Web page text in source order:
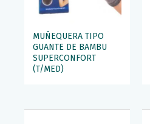
MUÑEQUERA TIPO
GUANTE DE BAMBU
SUPERCONFORT
(T/MED)